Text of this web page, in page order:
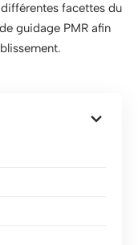
facettes du
guidage PMR afin